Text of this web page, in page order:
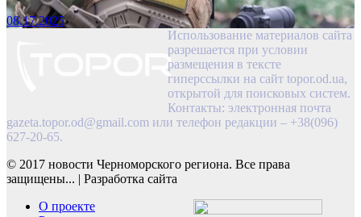
08.17.2025
Использование материалов сайта
разрешается при условии
размещения в тексте
гиперссылки на сайт topor.od.ua,
открытой для поисковых систем.
Контакты: электронная почта
gazeta.topor.od@gmail.com или телефон редакции – +38(096)
627-20-65.
© 2017 новости Черноморского региона. Все права
защищены... | Разработка сайта
О проекте